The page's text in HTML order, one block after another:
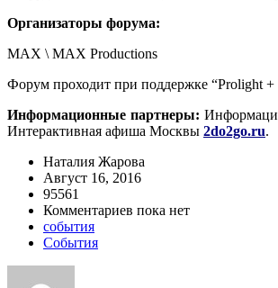
Организаторы форума:
MAX \ MAX Productions
Форум проходит при поддержке “Prolight
Информационные партнеры:
Интерактивная афиша Москвы 2do2go.ru.
Наталия Жарова
Август 16, 2016
95561
Комментариев пока нет
события
События